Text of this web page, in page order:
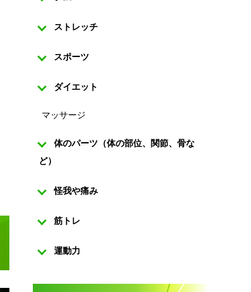
ストレッチ
スポーツ
ダイエット
マッサージ
体のパーツ（体の部位、関節、骨な
ど）
怪我や痛み
筋トレ
運動力